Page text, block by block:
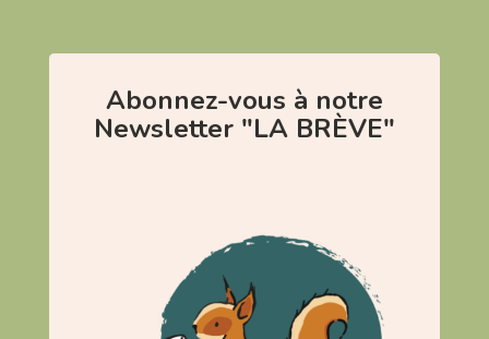
Abonnez-vous à notre
Newsletter "LA BRÈVE"